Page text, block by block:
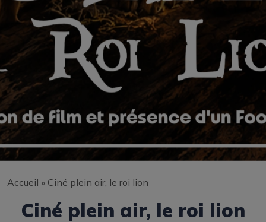
Accueil » Ciné plein air, le roi lion
Ciné plein air, le roi lion